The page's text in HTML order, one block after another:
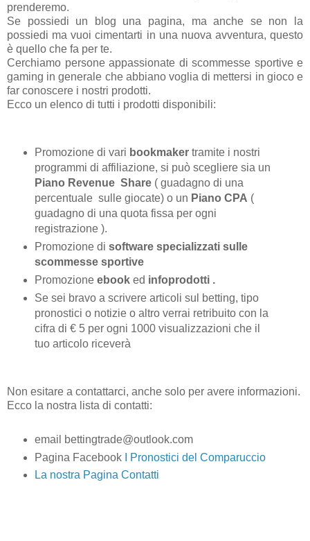
prenderemo.
Se possiedi un blog una pagina, ma anche se non la
possiedi ma vuoi cimentarti in una nuova avventura, questo
è quello che fa per te.
Cerchiamo persone appassionate di scommesse sportive e
gaming in generale che abbiano voglia di mettersi in gioco e
far conoscere i nostri prodotti.
Ecco un elenco di tutti i prodotti disponibili:
Promozione di vari bookmaker tramite i nostri
programmi di affiliazione, si può scegliere sia un
Piano Revenue Share( guadagno di una
percentuale sulle giocate) o un Piano CPA (
guadagno di una quota fissa per ogni
registrazione ).
Promozione di software specializzati sulle
scommesse sportive
Promozione ebook ed infoprodotti .
Se sei bravo a scrivere articoli sul betting, tipo
pronostici o notizie o altro verrai retribuito con la
cifra di € 5 per ogni 1000 visualizzazioni che il
tuo articolo riceverà
Non esitare a contattarci, anche solo per avere informazioni.
Ecco la nostra lista di contatti:
email bettingtrade@outlook.com
Pagina Facebook
I Pronostici del Comparuccio
La nostra Pagina Contatti